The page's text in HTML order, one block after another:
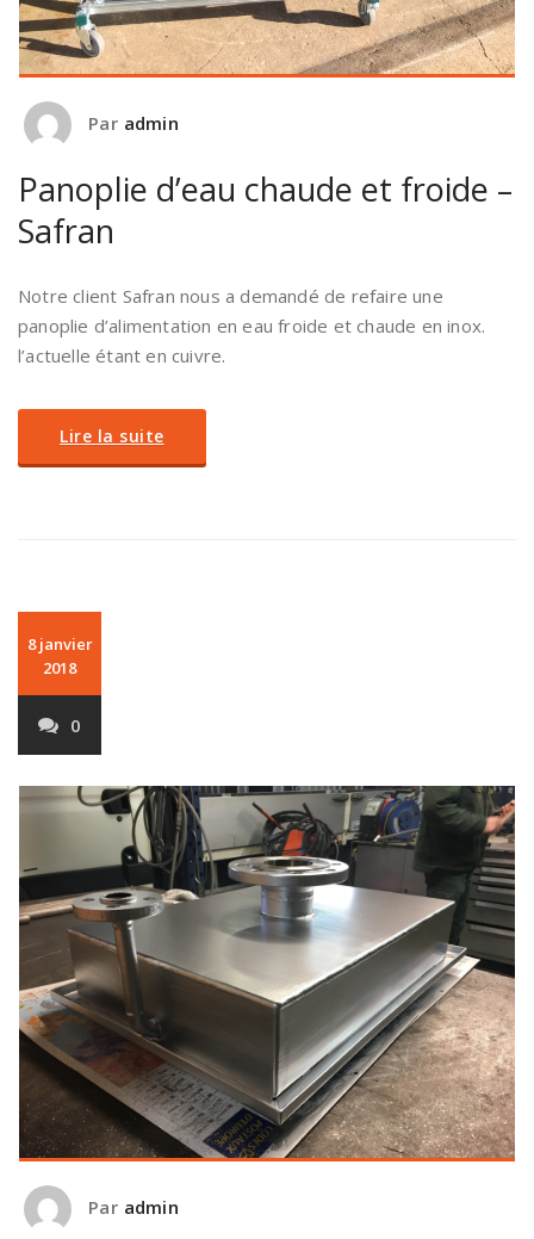
Par admin
Panoplie d’eau chaude et froide –
Safran
Notre client Safran nous a demandé de refaire une
panoplie d’alimentation en eau froide et chaude en inox.
l’actuelle étant en cuivre.
Lire la suite
8 janvier
2018
0
Par admin